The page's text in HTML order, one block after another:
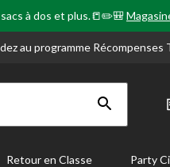
à dos et plus.📒✏️🎒
au programme Récompenses
Retour en Classe Party